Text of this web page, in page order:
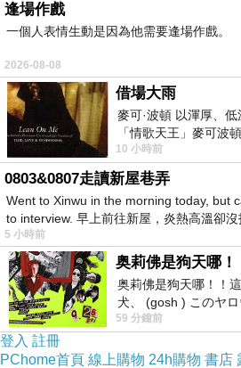
飯店訂房刷卡優惠
逢場作戲
一個人表情生動是因為他需要逢場作戲。
2026-08-08
借場大雨
麥可·波頓 以渾厚、
「情歌天王」麥可波
瘤「祈禱早日康復，一
10 小時前
0803&0807走讀新屋巷弄
Went to Xinwu in the morning today, but
to interview. 早上前往新屋，炎熱高溫卻
5 小時前
奥莉佛是狗天哪！！
犬、 (gosh ) このヤ
劇: 小田切讓 主演: 小
59 分鐘前
登入 註冊
PChome首頁 線上購物 24h購物 書店